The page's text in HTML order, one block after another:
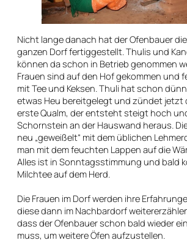
Nicht lange danach hat der Ofenbauer
ganzen Dorf fertiggestellt. Thulis und
können da schon in Betrieb genommen
Frauen sind auf den Hof gekommen und
mit Tee und Keksen. Thuli hat schon
etwas Heu bereitgelegt und zündet jetzt
erste Qualm, der entsteht steigt hoch
Schornstein an der Hauswand heraus.
neu „geweißelt“ mit dem üblichen
man mit dem feuchten Lappen auf die
Alles ist in Sonntagsstimmung und bald
Milchtee auf dem Herd.
Die Frauen im Dorf werden ihre
diese dann im Nachbardorf
dass der Ofenbauer schon bald wieder
muss, um weitere Öfen aufzustellen.